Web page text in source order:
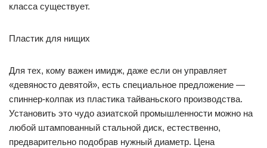
класса существует.
Пластик для нищих
Для тех, кому важен имидж, даже если он управляет
«девяносто девятой», есть специальное предложение —
спиннер-колпак из пластика тайваньского производства.
Установить это чудо азиатской промышленности можно на
любой штампованный стальной диск, естественно,
предварительно подобрав нужный диаметр. Цена